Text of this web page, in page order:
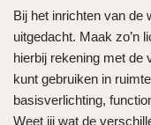
Bij het inrichten van de
uitgedacht. Maak zo’n
hierbij rekening met de
kunt gebruiken in
basisverlichting,
Weet jij wat de